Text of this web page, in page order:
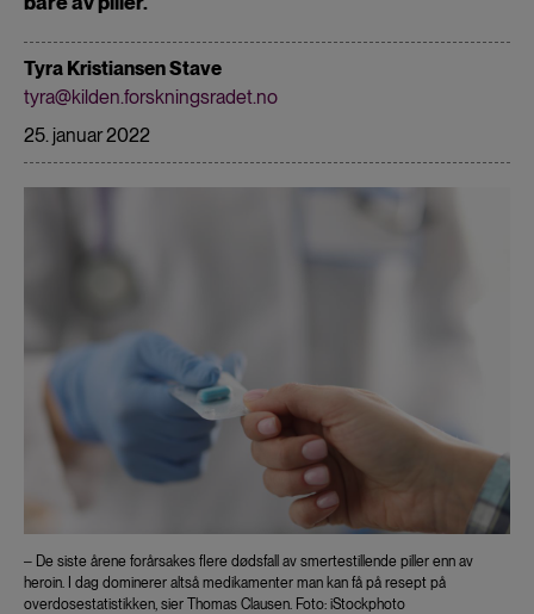
Tyra Kristiansen Stave
tyra@kilden.forskningsradet.no
25. januar 2022
‒ De siste årene forårsakes flere dødsfall av smertestillende piller enn av
heroin. I dag dominerer altså medikamenter man kan få på resept på
overdosestatistikken, sier Thomas Clausen. Foto: iStockphoto